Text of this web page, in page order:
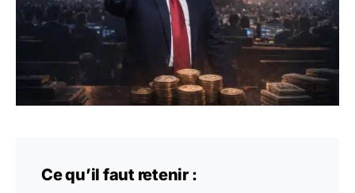
Ce qu’il faut retenir :